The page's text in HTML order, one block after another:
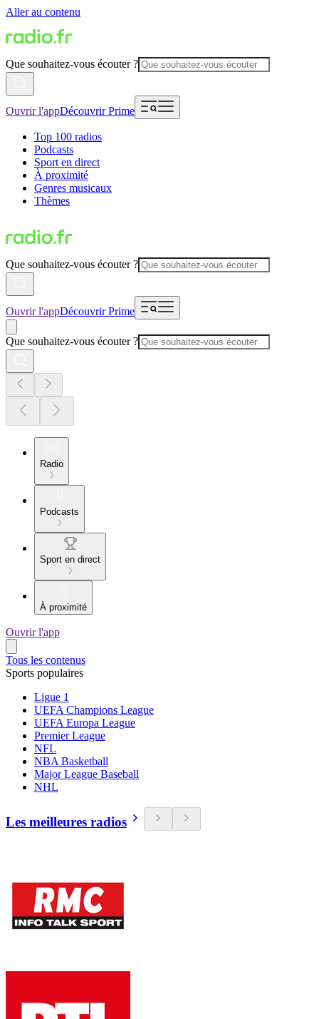
Aller au contenu
Que souhaitez-vous écouter ?
Ouvrir l'appDécouvrir Prime
Top 100 radios
Podcasts
Sport en direct
À proximité
Genres musicaux
Thèmes
Que souhaitez-vous écouter ?
Ouvrir l'appDécouvrir Prime
Que souhaitez-vous écouter ?
Radio
Podcasts
Sport en direct
À proximité
Ouvrir l'app
Tous les contenus
Sports populaires
Ligue 1
UEFA Champions League
UEFA Europa League
Premier League
NFL
NBA Basketball
Major League Baseball
NHL
Les meilleures radios